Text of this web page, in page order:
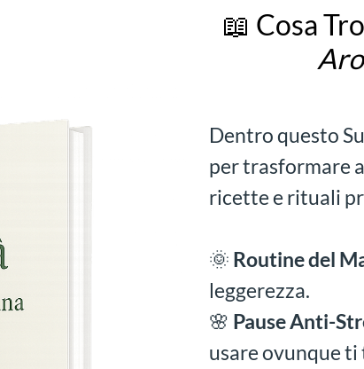
📖 Cosa
Dentro questo
per trasformare
ricette e rituali
🌞 Routine del
leggerezza.
🌸 Pause Anti-
usare ovunque